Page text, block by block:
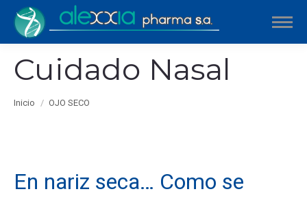
Cuidado Nasal
Estás aquí:
Inicio OJO SECO
En nariz seca… Como se